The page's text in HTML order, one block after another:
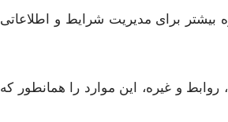
بیشتر برای مدیریت شرایط و اطلاعاتی
و غیره، این موارد را همانطور که